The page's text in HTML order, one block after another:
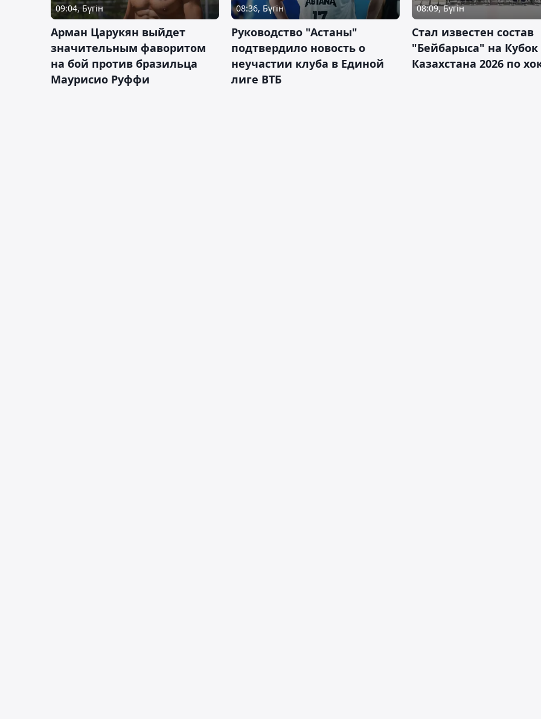
09:04, Бүгін
Арман Царукян выйдет
значительным фаворитом
на бой против бразильца
Маурисио Руффи
08:36, Бүгін
Руководство "Астаны"
подтвердило новость о
неучастии клуба в Единой
лиге ВТБ
08:09, Бүгін
Стал известен состав
"Бейбарыса" на Кубок
Казахстана 2026 по